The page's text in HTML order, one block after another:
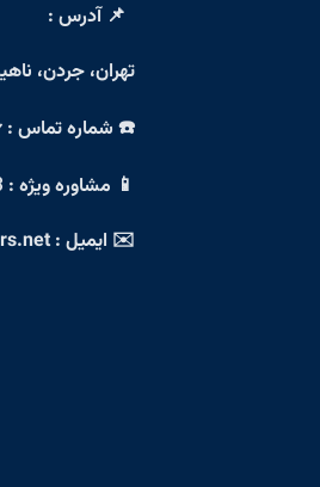
📌 آدرس :
تهران، جردن، ناهید
☎️ شماره تماس :
📱 مشاوره ویژه :
✉️ ایمیل : info@nikepars.net